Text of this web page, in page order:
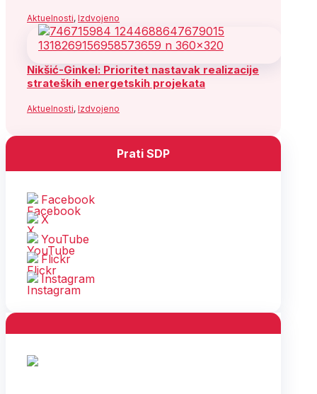
Aktuelnosti, Izdvojeno
Nikšić-Ginkel: Prioritet nastavak realizacije
strateških energetskih projekata
Aktuelnosti, Izdvojeno
Prati SDP
Facebook
X
YouTube
Flickr
Instagram